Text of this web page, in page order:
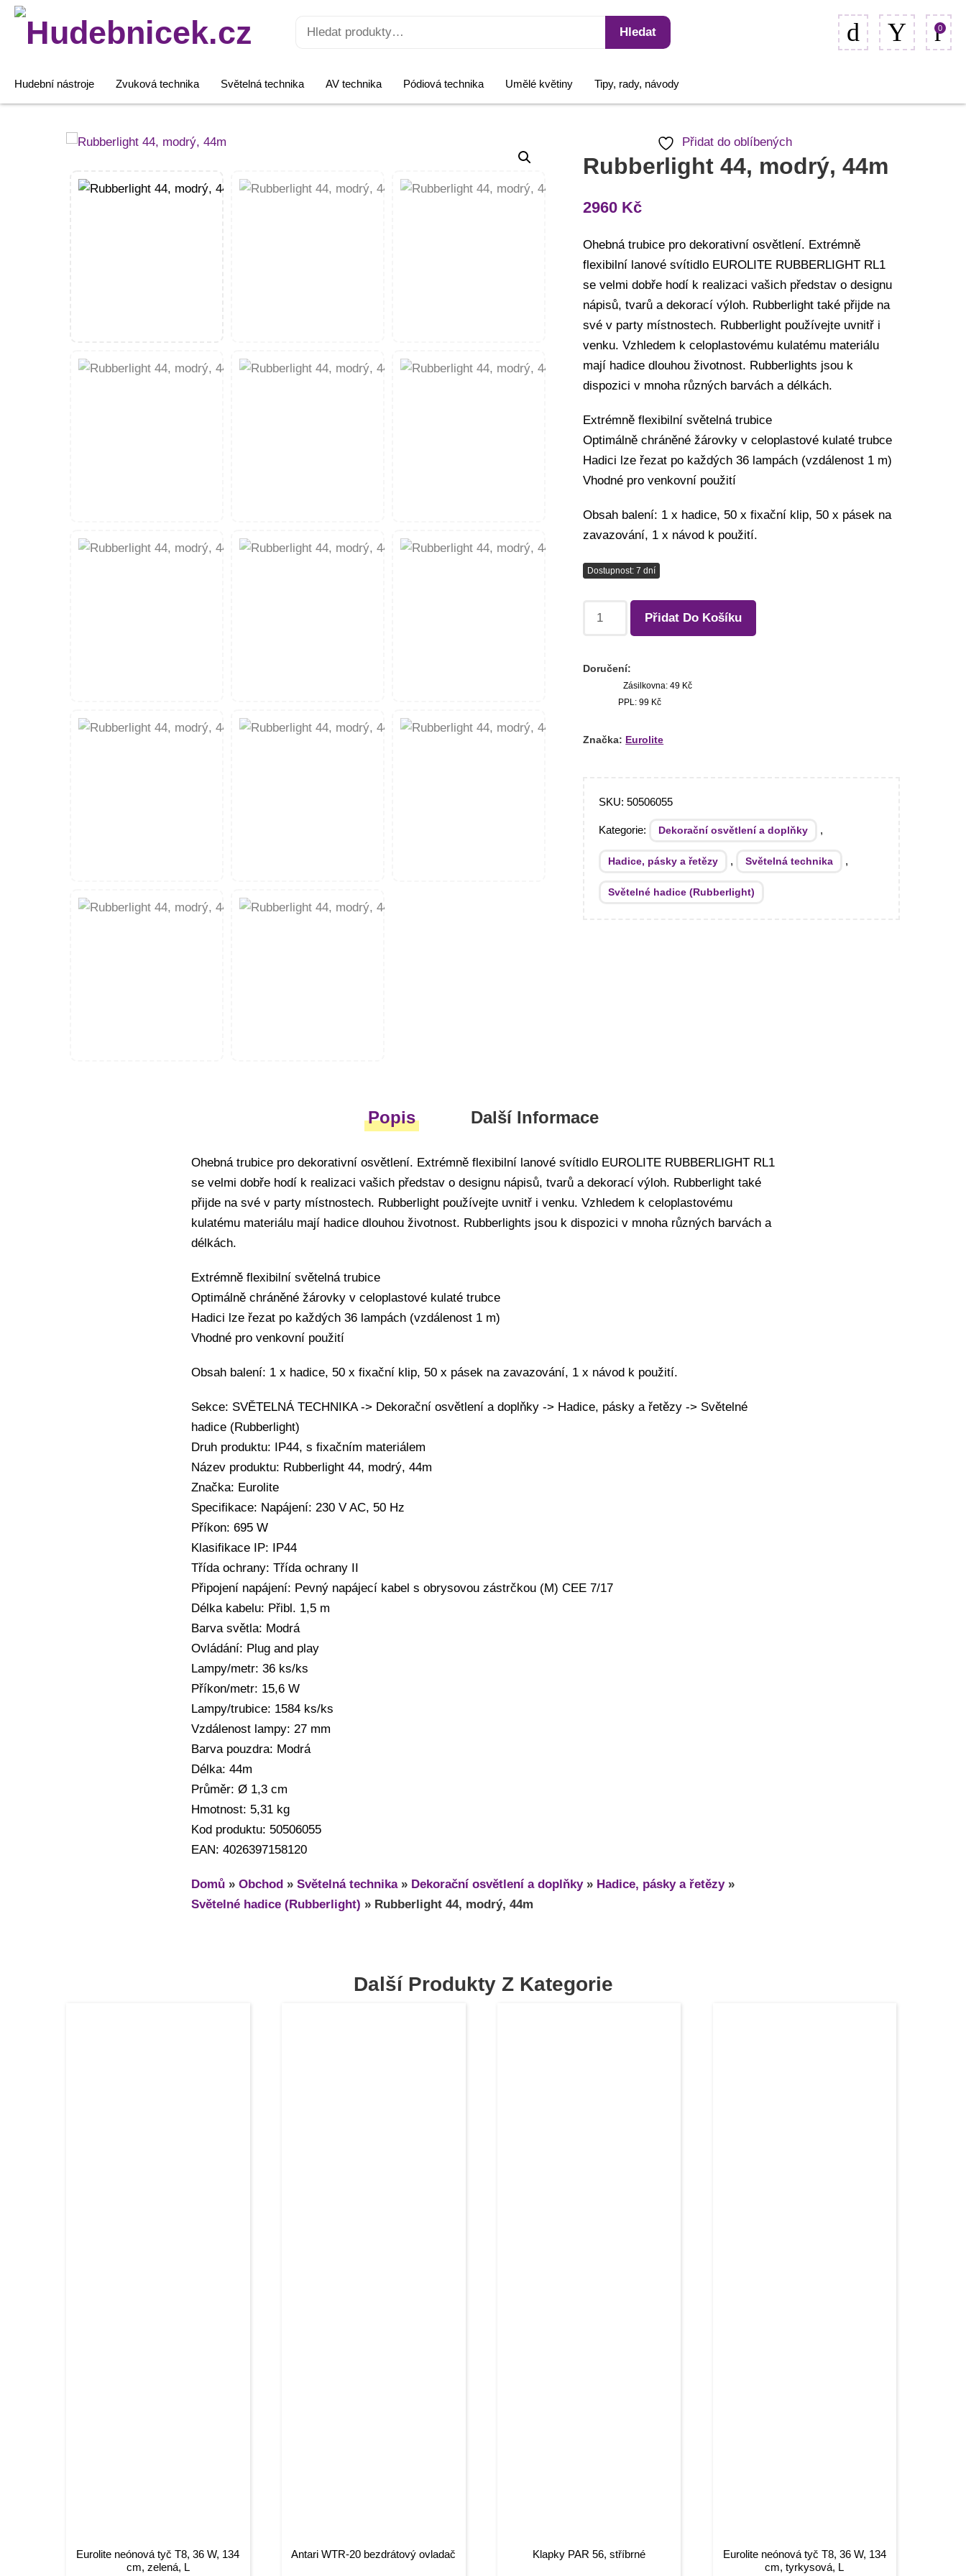
Hledat:
Hledat 0
Hudební nástroje Zvuková technika Světelná technika AV technika Pódiová technika Umělé květiny Tipy, rady, návody
Přidat do oblíbených
Rubberlight 44, modrý, 44m
2960 Kč
Ohebná trubice pro dekorativní osvětlení. Extrémně
flexibilní lanové svítidlo EUROLITE RUBBERLIGHT RL1
se velmi dobře hodí k realizaci vašich představ o designu
nápisů, tvarů a dekorací výloh. Rubberlight také přijde na
své v party místnostech. Rubberlight používejte uvnitř i
venku. Vzhledem k celoplastovému kulatému materiálu
mají hadice dlouhou životnost. Rubberlights jsou k
dispozici v mnoha různých barvách a délkách.
Extrémně flexibilní světelná trubice
Optimálně chráněné žárovky v celoplastové kulaté trubce
Hadici lze řezat po každých 36 lampách (vzdálenost 1 m)
Vhodné pro venkovní použití
Obsah balení: 1 x hadice, 50 x fixační klip, 50 x pásek na
zavazování, 1 x návod k použití.
Dostupnost: 7 dní
Rubberlight
modrý,
Přidat Do Košíku
Doručení:
Zásilkovna: 49 Kč
PPL: 99 Kč
Značka: Eurolite
SKU:50506055
Kategorie: Dekorační osvětlení a doplňky ,
Hadice, pásky a řetězy , Světelná technika ,
Světelné hadice (Rubberlight)
Popis Další Informace
Ohebná trubice pro dekorativní osvětlení. Extrémně flexibilní lanové svítidlo EUROLITE RUBBERLIGHT RL1
se velmi dobře hodí k realizaci vašich představ o designu nápisů, tvarů a dekorací výloh. Rubberlight také
přijde na své v party místnostech. Rubberlight používejte uvnitř i venku. Vzhledem k celoplastovému
kulatému materiálu mají hadice dlouhou životnost. Rubberlights jsou k dispozici v mnoha různých barvách a
délkách.
Extrémně flexibilní světelná trubice
Optimálně chráněné žárovky v celoplastové kulaté trubce
Hadici lze řezat po každých 36 lampách (vzdálenost 1 m)
Vhodné pro venkovní použití
Obsah balení: 1 x hadice, 50 x fixační klip, 50 x pásek na zavazování, 1 x návod k použití.
Sekce: SVĚTELNÁ TECHNIKA -> Dekorační osvětlení a doplňky -> Hadice, pásky a řetězy -> Světelné
hadice (Rubberlight)
Druh produktu: IP44, s fixačním materiálem
Název produktu: Rubberlight 44, modrý, 44m
Značka: Eurolite
Specifikace: Napájení: 230 V AC, 50 Hz
Příkon: 695 W
Klasifikace IP: IP44
Třída ochrany: Třída ochrany II
Připojení napájení: Pevný napájecí kabel s obrysovou zástrčkou (M) CEE 7/17
Délka kabelu: Přibl. 1,5 m
Barva světla: Modrá
Ovládání: Plug and play
Lampy/metr: 36 ks/ks
Příkon/metr: 15,6 W
Lampy/trubice: 1584 ks/ks
Vzdálenost lampy: 27 mm
Barva pouzdra: Modrá
Délka: 44m
Průměr: Ø 1,3 cm
Hmotnost: 5,31 kg
Kod produktu: 50506055
EAN: 4026397158120
Domů » Obchod » Světelná technika» Dekorační osvětlení a doplňky» Hadice, pásky a řetězy»
Světelné hadice (Rubberlight) » Rubberlight 44, modrý, 44m
Další Produkty Z Kategorie
Eurolite neónová tyč T8, 36 W, 134
cm, zelená, L
Antari WTR-20 bezdrátový ovladač Klapky PAR 56, stříbrné
Eurolite neónová tyč T8, 36 W, 134
cm, tyrkysová, L